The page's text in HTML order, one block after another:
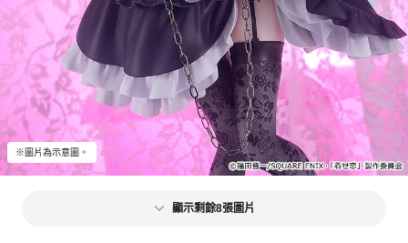
※圖片為示意圖。
顯示剩餘8張圖片